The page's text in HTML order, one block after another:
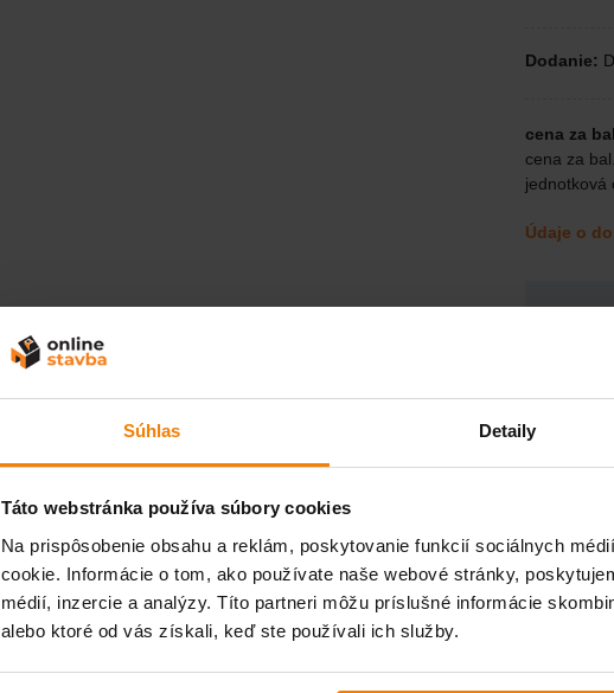
Súhlas Detaily
Táto webstránka používa súbory cookies
Na prispôsobenie obsahu a reklám, poskytovanie funkcií sociálnych
cookie. Informácie o tom, ako používate naše webové stránky,
médií, inzercie a analýzy. Títo partneri môžu príslušné informácie
alebo ktoré od vás získali, keď ste používali ich služby.
Dodanie:
cena za
cena za
jednotková
Údaje o
my sa Vám
ozveme.